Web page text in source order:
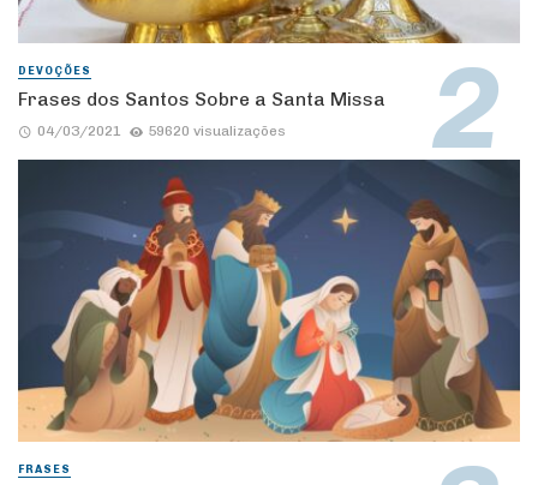
DEVOÇÕES
Frases dos Santos Sobre a Santa Missa
04/03/2021 59620 visualizações
FRASES